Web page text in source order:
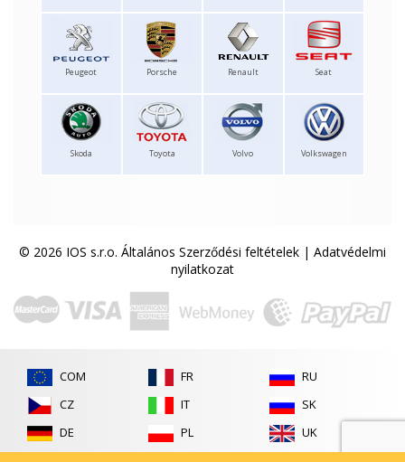
Peugeot Porsche Renault Seat
Skoda Toyota Volvo Volkswagen
© 2026 IOS s.r.o. Általános Szerződési feltételek | Adatvédelmi
nyilatkozat
COM
CZ
DE
FR
IT
PL
RU
SK
UK